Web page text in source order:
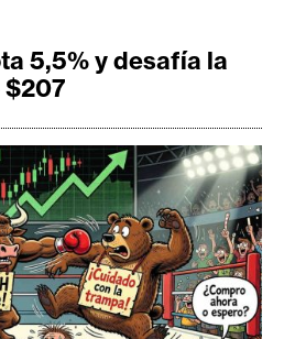
5,5% y desafía la